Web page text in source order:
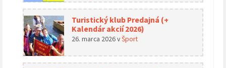
Turistický klub Predajná (+
Kalendár akcií 2026)
26. marca 2026vŠport